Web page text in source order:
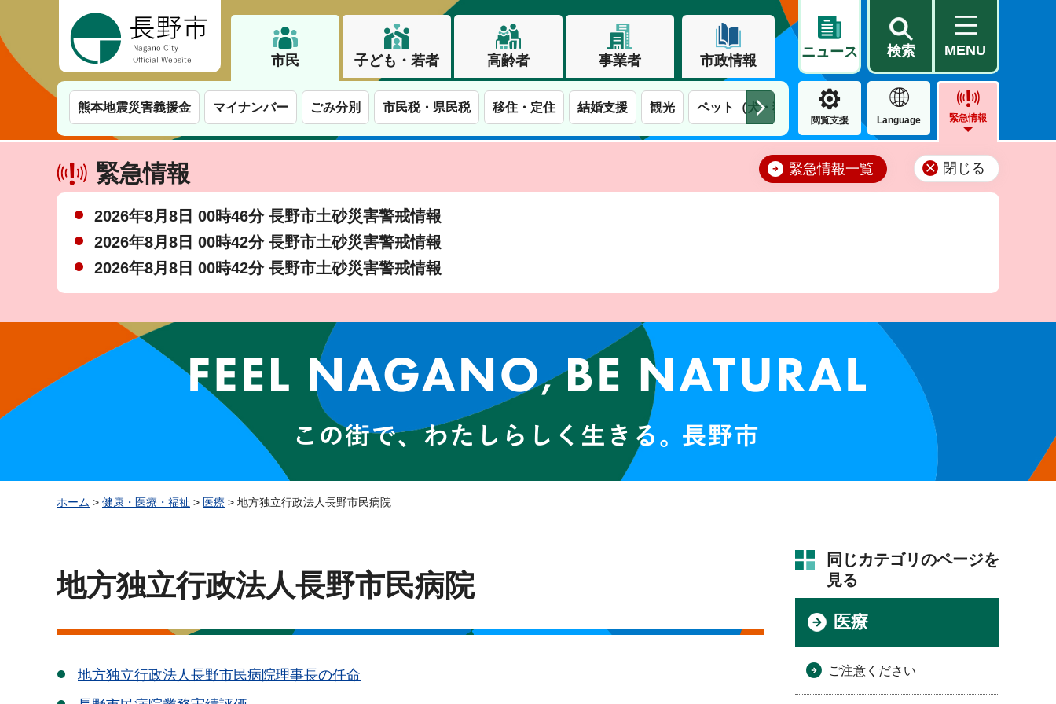
市民 子ども・若者 高齢者 事業者 市政情報
ニュース 検索 MENU
熊本地震災害義援金 マイナンバー ごみ分別 市民税・県民税 移住・定住 結婚支援 観光 ペット（犬・猫） 住民票・戸籍 公営住宅
閲覧支援 Language 緊急情報
緊急情報
2026年8月8日 00時46分 長野市土砂災害警戒情報
2026年8月8日 00時42分 長野市土砂災害警戒情報
2026年8月8日 00時42分 長野市土砂災害警戒情報
緊急情報一覧 閉じる
この街で、わたしらしく生きる。長野市
ホーム > 健康・医療・福祉 > 医療 > 地方独立行政法人長野市民病院
地方独立行政法人長野市民病院
地方独立行政法人長野市民病院理事長の任命
同じカテゴリのページを
見る
医療
ご注意ください